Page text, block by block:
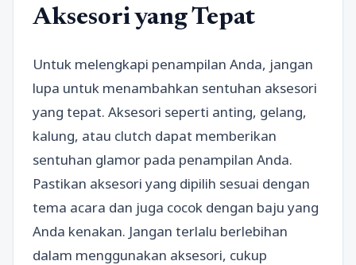
Aksesori yang Tepat
Untuk melengkapi penampilan Anda, jangan
lupa untuk menambahkan sentuhan aksesori
yang tepat. Aksesori seperti anting, gelang,
kalung, atau clutch dapat memberikan
sentuhan glamor pada penampilan Anda.
Pastikan aksesori yang dipilih sesuai dengan
tema acara dan juga cocok dengan baju yang
Anda kenakan. Jangan terlalu berlebihan
dalam menggunakan aksesori, cukup